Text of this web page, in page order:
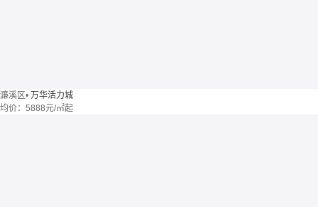
濂溪区• 万华活力城
均价： 5888元/㎡起